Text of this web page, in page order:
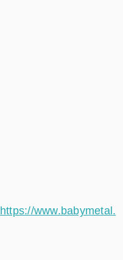
https://www.babymetal.